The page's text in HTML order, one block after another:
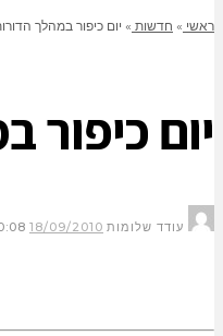
ראשי » חדשות » יום כיפור במהלך
יום כיפור
עודד שלומות 18/09/2010